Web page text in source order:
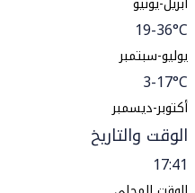
19-36°C
يوليو-سبتمبر
3-17°C
أكتوبر-ديسمبر
الوقت والتاريخ
17:41